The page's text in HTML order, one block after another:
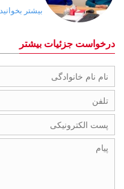
بیشتر بخوانید
درخواست جزئیات بیشتر